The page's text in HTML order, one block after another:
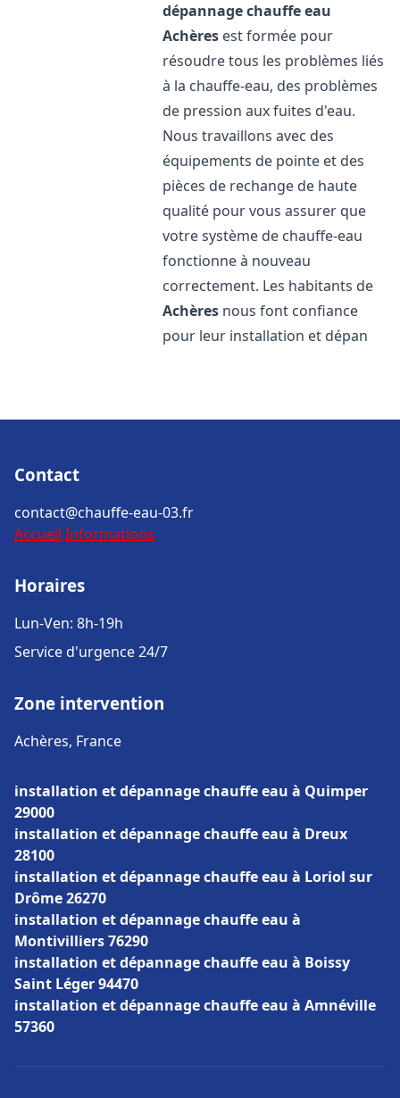
dépannage chauffe eau
Achères est formée pour
résoudre tous les problèmes liés
à la chauffe-eau, des problèmes
de pression aux fuites d'eau.
Nous travaillons avec des
équipements de pointe et des
pièces de rechange de haute
qualité pour vous assurer que
votre système de chauffe-eau
fonctionne à nouveau
correctement. Les habitants de
Achères nous font confiance
pour leur installation et dépan
Contact
contact@chauffe-eau-03.fr
Accueil Informations
Horaires
Lun-Ven: 8h-19h
Service d'urgence 24/7
Zone intervention
Achères, France
installation et dépannage chauffe eau à Quimper
29000
installation et dépannage chauffe eau à Dreux
28100
installation et dépannage chauffe eau à Loriol sur
Drôme 26270
installation et dépannage chauffe eau à
Montivilliers 76290
installation et dépannage chauffe eau à Boissy
Saint Léger 94470
installation et dépannage chauffe eau à Amnéville
57360